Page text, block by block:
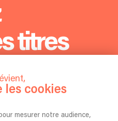
titres
les cookies
mesurer notre audience,